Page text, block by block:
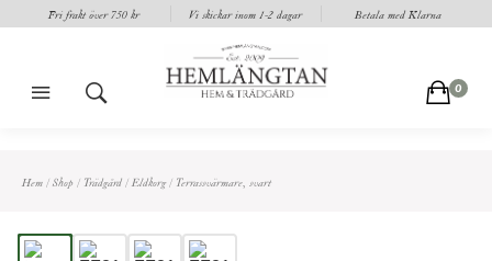
Fri frakt över 750 kr Vi skickar inom 1-2 dagar Betala med Klarna
m s c 0
Hem / Shop / Trädgård / Eldkorg/ Terrassvärmare, svart